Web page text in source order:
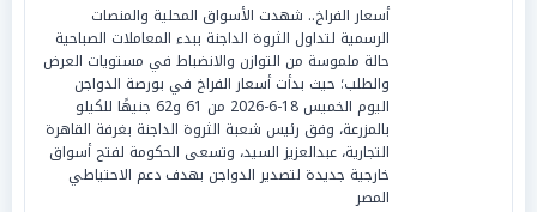
أسعار الفراخ.. شهدت الأسواق المحلية والمنصات
الرسمية لتداول الثروة الداجنة ببدء المعاملات الصباحية
حالة ملموسة من التوازن والانضباط في مستويات العرض
والطلب؛ حيث بدأت أسعار الفراخ في بورصة الدواجن
اليوم الخميس 18-6-2026 من 61 و62 جنيهًا للكيلو
بالمزرعة، وفق رئيس شعبة الثروة الداجنة بغرفة القاهرة
التجارية، عبدالعزيز السيد، وتسعى الحكومة لفتح أسواق
خارجية جديدة لتصدير الدواجن بهدف دعم الاحتياطي
المصر